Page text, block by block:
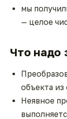
мы
— целое
Что надо
объекта из
Неявное